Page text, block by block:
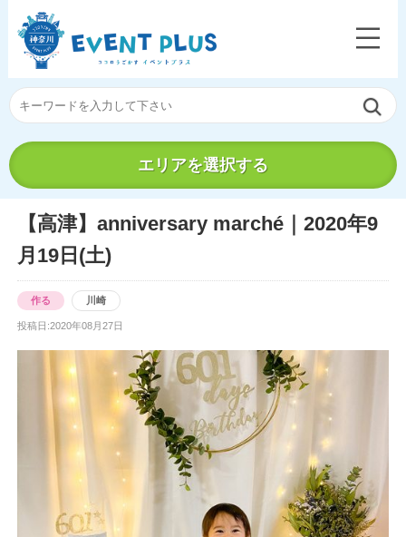
エリアを選択する
【高津】anniversary marché｜2020年9
月19日(土)
作る 川崎
投稿日:2020年08月27日